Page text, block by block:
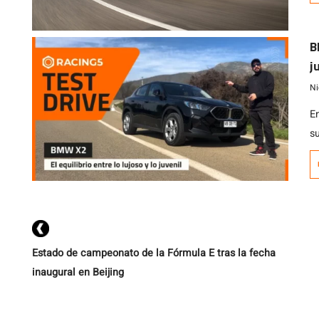
Estado de campeonato de la Fórmula E tras la fecha
inaugural en Beijing